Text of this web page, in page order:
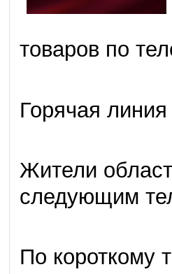
товаров по
Горячая
Жители
следующим
По короткому